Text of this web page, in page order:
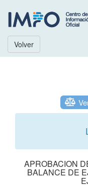
Volver
APROBACION
BALANCE DE